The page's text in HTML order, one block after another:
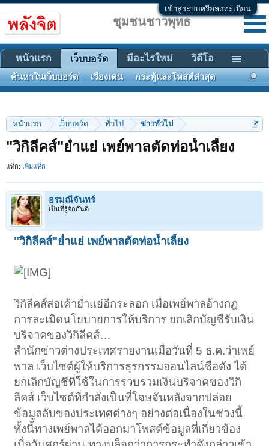
เข้าสู่ระบบหรือลงทะเบียน
หน้าแรก เว็บบอร์ด ทั่วไป ข่าวทั่วไป
"วิกิลีคส์"ย่ำแย่ เพย์พาลตัดท่อน้ำเลี้ยง
แท็ก: เพิ่มแท็ก
อรมณีจันทร์
เป็นที่รู้จักกันดี
"วิกิลีคส์"ย่ำแย่ เพย์พาลตัดท่อน้ำเลี้ยง
วิกิลีคส์ส่อเค้าย่ำแย่อีกระลอก เมื่อเพย์พาลอ้างกฎ
การละเมิดนโยบายการให้บริการ ยกเลิกบัญชีรับเงิน
บริจาคของวิกิลีคส์…
สำนักข่าวต่างประเทศรายงานเมื่อวันที่ 5 ธ.ค.ว่าเพย์
พาล เว็บไซต์ผู้ให้บริการธุรกรรมออนไลน์ชื่อดัง ได้
ยกเลิกบัญชีที่ใช้ในการรวบรวมเงินบริจาคของวิกิ
ลีคส์ เว็บไซต์ที่กำลังเป็นที่โจษจันหลังจากปล่อย
ข้อมูลลับของประเทศต่างๆ อย่างต่อเนื่องในช่วงนี้
ทั้งนี้ทางเพย์พาลได้ออกมาโพสต์ข้อมูลที่เกี่ยวข้อง
ชุมชนชาวพุทธ
หน้าแรก เว็บบอร์ด
ค้นหาในเว็บบอร์ด เรื่องเด่น กระทู้และโพสต์ล่าสุด
มีอะไรใหม่ วิดีโอ